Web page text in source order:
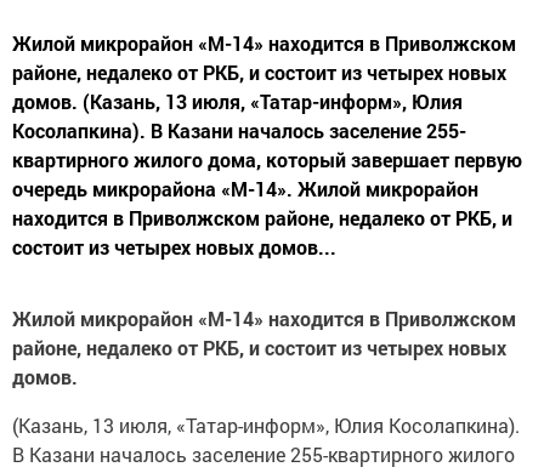
Жилой микрорайон «М-14» находится в Приволжском
районе, недалеко от РКБ, и состоит из четырех новых
домов. (Казань, 13 июля, «Татар-информ», Юлия
Косолапкина). В Казани началось заселение 255-
квартирного жилого дома, который завершает первую
очередь микрорайона «М-14». Жилой микрорайон
находится в Приволжском районе, недалеко от РКБ, и
состоит из четырех новых домов...
Жилой микрорайон «М-14» находится в Приволжском
районе, недалеко от РКБ, и состоит из четырех новых
домов.
(Казань, 13 июля, «Татар-информ», Юлия Косолапкина).
В Казани началось заселение 255-квартирного жилого